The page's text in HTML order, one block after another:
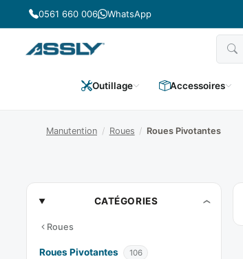
Passer
au
contenu
0561 660 006 WhatsApp
Outillage Accessoires
Manutention / Roues / Roues Pivotantes
Roues
Pivotantes
CATÉGORIES
Roues
Roues Pivotantes 106